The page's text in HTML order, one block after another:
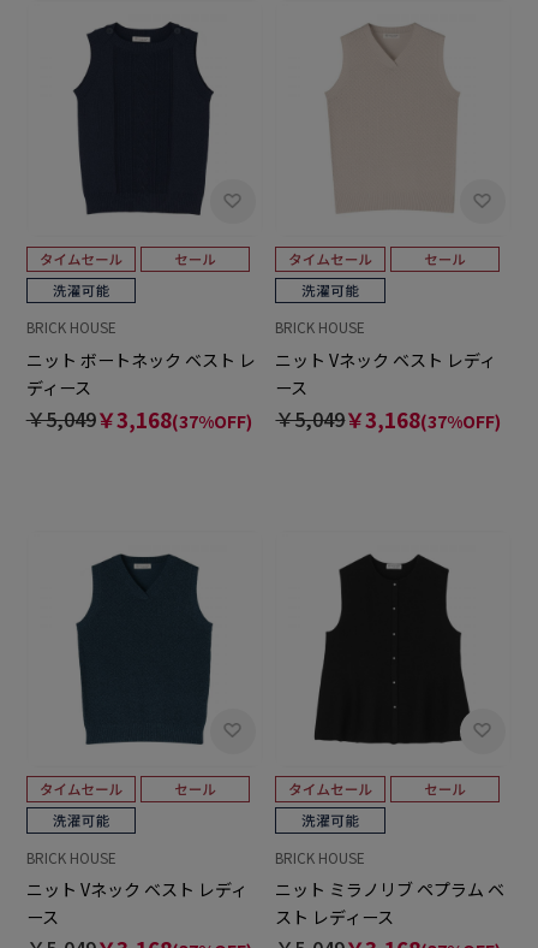
BRICK HOUSE
ニット ボートネック ベスト レ
ディース
￥5,049￥3,168(37%OFF)
BRICK HOUSE
ニット Vネック ベスト レディ
ース
￥5,049￥3,168(37%OFF)
BRICK HOUSE
ニット Vネック ベスト レディ
ース
BRICK HOUSE
ニット ミラノリブ ペプラム ベ
スト レディース